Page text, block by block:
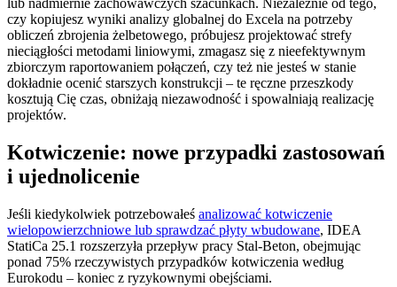
lub nadmiernie zachowawczych szacunkach. Niezależnie od tego,
czy kopiujesz wyniki analizy globalnej do Excela na potrzeby
obliczeń zbrojenia żelbetowego, próbujesz projektować strefy
nieciągłości metodami liniowymi, zmagasz się z nieefektywnym
zbiorczym raportowaniem połączeń, czy też nie jesteś w stanie
dokładnie ocenić starszych konstrukcji – te ręczne przeszkody
kosztują Cię czas, obniżają niezawodność i spowalniają realizację
projektów.
Kotwiczenie: nowe przypadki zastosowań
i ujednolicenie
Jeśli kiedykolwiek potrzebowałeś analizować kotwiczenie
wielopowierzchniowe lub sprawdzać płyty wbudowane, IDEA
StatiCa 25.1 rozszerzyła przepływ pracy Stal-Beton, obejmując
ponad 75% rzeczywistych przypadków kotwiczenia według
Eurokodu – koniec z ryzykownymi obejściami.